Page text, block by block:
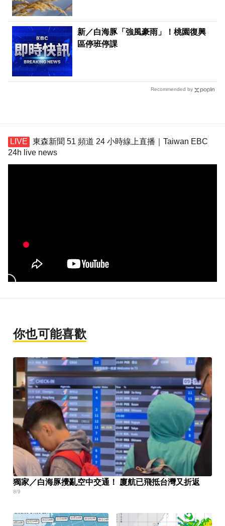
新／白海豚「強風豪雨」！桃園復興
區停班停課
Recommended by
東森新聞 51 頻道 24 小時線上直播｜Taiwan EBC
24h live news
你也可能喜歡
獨家／白海豚攪亂空中交通！ 廈航已飛抵台灣又折返
8/9